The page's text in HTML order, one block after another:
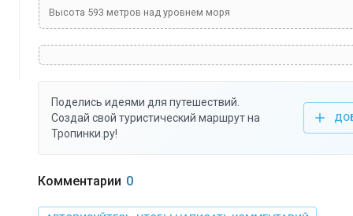
Высота 593 метров над уровнем моря
Поделись идеями для путешествий.
Создай свой туристический маршрут на
Тропинки.ру!
Комментарии 0